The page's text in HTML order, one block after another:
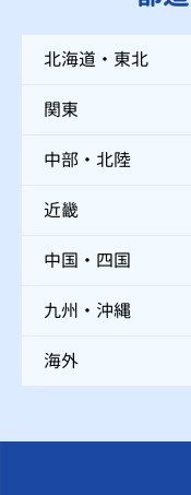
北海道・東北
関東
中部・北陸
近畿
中国・四国
九州・沖縄
海外